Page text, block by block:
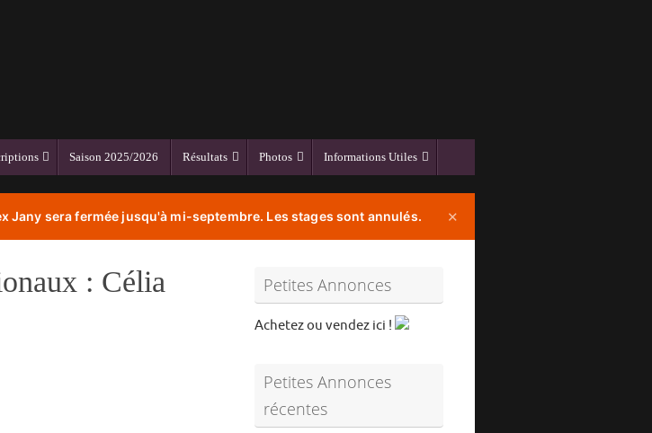
Saison 2025/2026 Résultats Photos Informations Utiles
Jany sera fermée jusqu'à mi-septembre. Les stages sont annulés. ✕
: Célia
Petites Annonces
Achetez ou vendez ici !
Petites Annonces
récentes